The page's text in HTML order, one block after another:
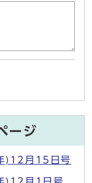
ージ
)12月15日号